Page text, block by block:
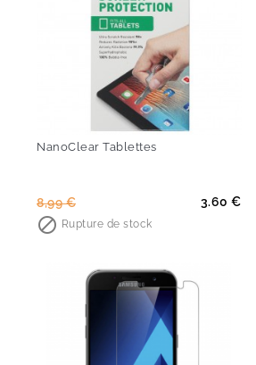
NanoClear Tablettes
Prix
de
8,99 €Prix 3.60 €
 Rupture de stock